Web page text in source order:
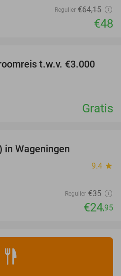
Regulier €64,15
€48
t.w.v. €3.000
Gratis
in Wageningen
9.4 star
Regulier €35
€24,95